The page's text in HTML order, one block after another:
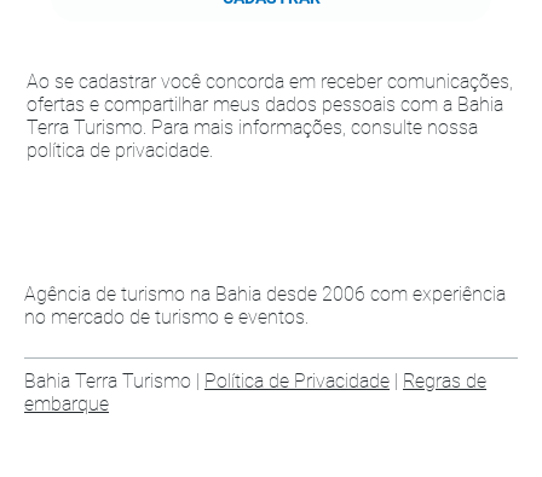
Agência de turismo na Bahia desde 2006 com experiência
no mercado de turismo e eventos.
Bahia Terra Turismo | Política de Privacidade | Regras de
embarque
Ao se cadastrar você concorda em receber comunicações,
ofertas e compartilhar meus dados pessoais com a Bahia
Terra Turismo. Para mais informações, consulte nossa
política de privacidade.